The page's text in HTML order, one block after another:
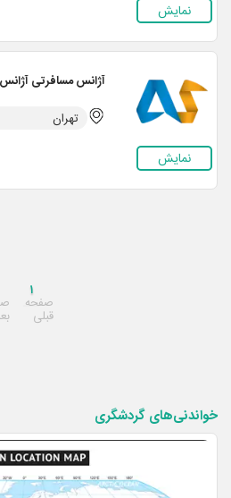
نمایش
آژانس مسافرتی آژانس
تهران
نمایش
صفحه
قبلی
۱
خواندنی‌های گردشگری